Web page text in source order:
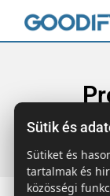
Főoldal
Sütik és
Sütiket és
tartalmak és
közösségi